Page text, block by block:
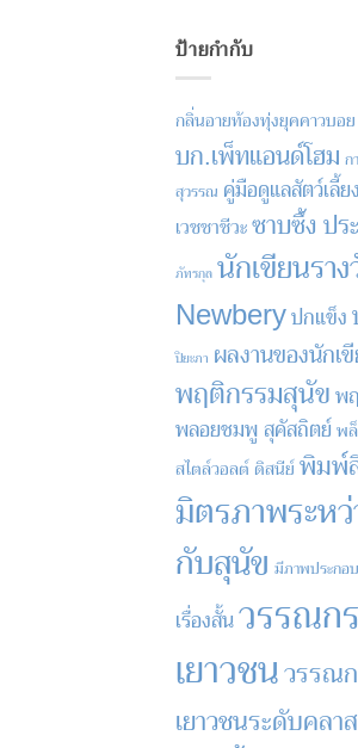
ป้ายกำกับ
กลิ่นอายท้องทุ่งยุคคาวบอย
บก.เพ็ทแอนด์โฮม ก
สุวรรณ คู่มือดูแลสัตว์เลี้ยง
เวชชาชีวะ ซาบซึ้ง ปร
ภัทรกุล นักเขียนราง
Newbery ปกแข็ง
ปิยะภา ผลงานของนักเ
พฤติกรรมสุนัข พ
พลอยชมพู สุคัสถิตย์ พ
สไตล์วอลต์ ดิสนีย์ พิมพ์
มิตรภาพระหว่
กับสุนัข มีภาพประกอ
เรื่องสั้น วรรณก
เยาวชน วรรณ
เยาวชนระดับคลา